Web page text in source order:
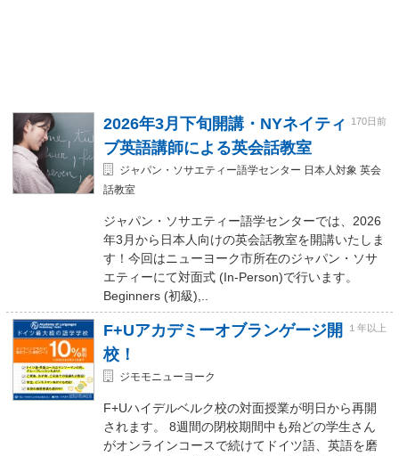
2026年3月下旬開講・NYネイティ
ブ英語講師による英会話教室
170日前
ジャパン・ソサエティー語学センター 日本人対象 英会
話教室
ジャパン・ソサエティー語学センターでは、2026
年3月から日本人向けの英会話教室を開講いたしま
す！今回はニューヨーク市所在のジャパン・ソサ
エティーにて対面式 (In-Person)で行います。
Beginners (初級),..
F+Uアカデミーオブランゲージ開
校！
１年以上
ジモモニューヨーク
F+Uハイデルベルク校の対面授業が明日から再開
されます。 8週間の閉校期間中も殆どの学生さん
がオンラインコースで続けてドイツ語、英語を磨